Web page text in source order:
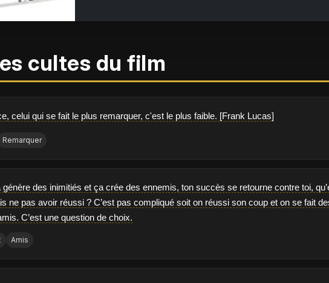
cultes du film
celui qui se fait le plus remarquer, c'est le plus faible. [Frank Lucas]
Remarquer
génère des inimitiés et ça crée des ennemis, ton succès se retourne contre toi,
ne pas avoir réussi ? C’est pas compliqué soit on réussi son coup et on se fait
C’est une question de choix.
Amis